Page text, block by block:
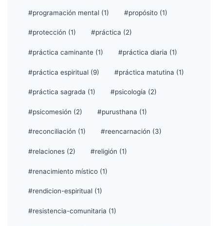
#programación mental (1) #propósito (1)
#protección (1) #práctica (2)
#práctica caminante (1) #práctica diaria (1)
#práctica espiritual (9) #práctica matutina (1)
#práctica sagrada (1) #psicología (2)
#psicomesión (2) #purusthana (1)
#reconciliación (1) #reencarnación (3)
#relaciones (2) #religión (1)
#renacimiento místico (1)
#rendicion-espiritual (1)
#resistencia-comunitaria (1)